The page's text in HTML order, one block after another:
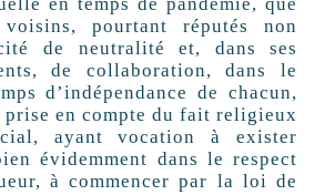
pourtant réputés non
de neutralité et, dans ses
de collaboration, dans le
d’indépendance de chacun,
prise en compte du fait religieux
ayant vocation à exister
évidemment dans le respect
à commencer par la loi de